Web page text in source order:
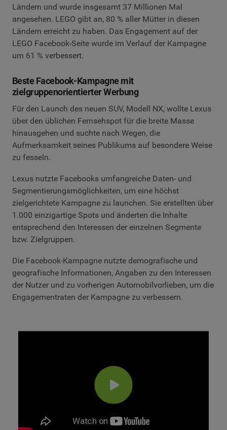
Ländern und wurde insgesamt 37 Millionen Mal
angesehen. LEGO gibt an, 80 % aller Mütter in diesen
Ländern erreicht zu haben. Das Engagement auf der
LEGO Facebook-Seite wurde im Verlauf der Kampagne
um 61 % verbessert.
Beste Facebook-Kampagne mit
zielgruppenorientierter Werbung
Für den Launch des neuen SUV, Modell NX, wollte Lexus
über den üblichen Fernsehspot für die breite Masse
hinausgehen und suchte nach Wegen, die
Aufmerksamkeit seines Publikums auf besondere Weise
zu fesseln.
Lexus nutzte Facebooks umfangreiche Daten- und
Segmentierungsmöglichkeiten, um eine höchst
zielgerichtete Kampagne zu launchen. Sie erstellten über
1.000 einzigartige Spots und änderten die Inhalte
entsprechend den Interessen der einzelnen Segmente
bzw. Zielgruppen.
Die Facebook-Kampagne nutzte demografische und
geografische Informationen, Angaben zu den Interessen
der Nutzer und zu vorherigen Automobilvorlieben, um die
Engagementraten der Kampagne zu verbessern.